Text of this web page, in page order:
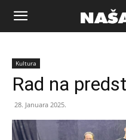
Naša
riječ
Zenica
Kultura
Rad na
28. Januara 2025.